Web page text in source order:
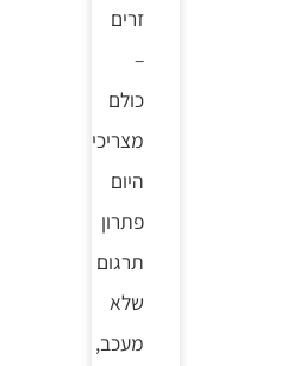
זרים
–
כולם
מצריכים
היום
פתרון
תרגום
שלא
מעכב,